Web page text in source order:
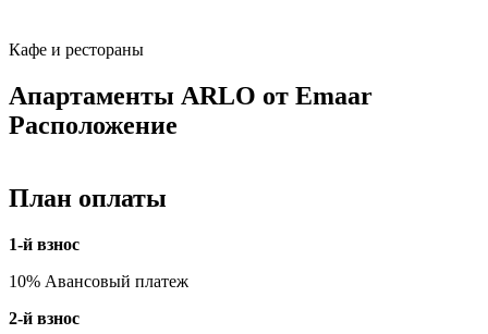
Кафе и рестораны
Апартаменты ARLO от Emaar
Расположение
План оплаты
1-й взнос
10% Авансовый платеж
2-й взнос